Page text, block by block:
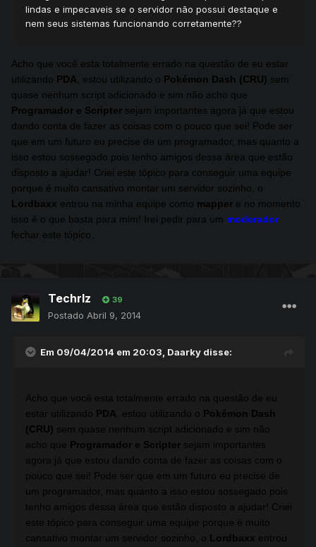
lindas e impecaveis se o servidor não possui destaque e
nem seus sistemas funcionando corretamente??
Acho que você esta totalmente errado na questão de eu estar
utilizando PDA , estou utilizando o Pokémon Dash (CRU) sem
quase nenhum script adicionado e sim não acho que
Programador e Scripter sejam importantes agora já que estou
dando conta de fazer as coisas com o pouco que sei! Pode ser
que em um futuro eu precise de um programador, mas quanto a
isso estou sossegado pois tenho amigos dessa área que estão
disposto a ajudar! Criei este tópico para conseguir uma equipe
porque é muito cansativo montar um servidor sozinho, o
Lordbaxx entrou na minha equipe como mapper e no momento
isso é o que basta para mim! Irei pedir para um moderador
fechar este tópico.
Techrlz 39
Postado Abril 9, 2014
Em 09/04/2014 em 20:03, Daarky disse:
Acho que você esta totalmente errado na questão de eu
estar utilizando PDA , estou utilizando o Pokémon Dash
(CRU) sem quase nenhum script adicionado e sim não
acho que Programador e Scripter sejam importantes
agora já que estou dando conta de fazer as coisas com o
pouco que sei! Pode ser que em um futuro eu precise de
um programador, mas quanto a isso estou sossegado pois
tenho amigos dessa área que estão disposto a ajudar! Criei
este tópico para conseguir uma equipe porque é muito
cansativo montar um servidor sozinho, o Lordbaxx entrou